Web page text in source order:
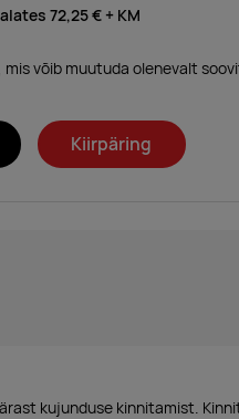
alates 72,25 € + KM
mis võib muutuda olenevalt
Kiirpäring
kujunduse kinnitamist.